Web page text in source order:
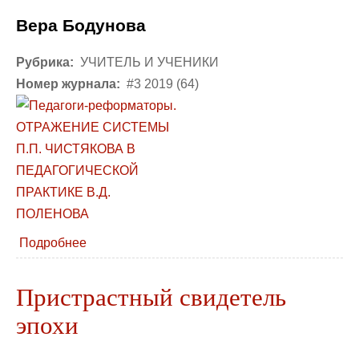
Вера Бодунова
Рубрика: УЧИТЕЛЬ И УЧЕНИКИ
Номер журнала: #3 2019 (64)
Подробнее
Пристрастный свидетель
эпохи